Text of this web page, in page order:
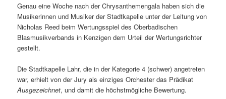
Genau eine Woche nach der Chrysanthemengala haben sich die
Musikerinnen und Musiker der Stadtkapelle unter der Leitung von
Nicholas Reed beim Wertungsspiel des Oberbadischen
Blasmusikverbands in Kenzigen dem Urteil der Wertungsrichter
gestellt.
Die Stadtkapelle Lahr, die in der Kategorie 4 (schwer) angetreten
war, erhielt von der Jury als einziges Orchester das Prädikat
Ausgezeichnet, und damit die höchstmögliche Bewertung.